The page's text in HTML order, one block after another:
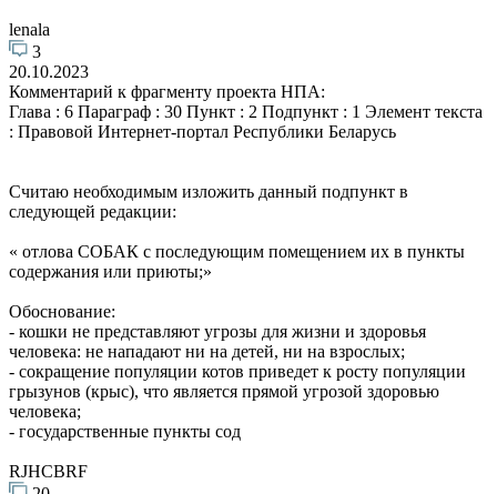
lenala
3
20.10.2023
Комментарий к фрагменту проекта НПА:
Глава : 6 Параграф : 30 Пункт : 2 Подпункт : 1 Элемент текста
: Правовой Интернет-портал Республики Беларусь
Считаю необходимым изложить данный подпункт в
следующей редакции:
« отлова СОБАК с последующим помещением их в пункты
содержания или приюты;»
Обоснование:
- кошки не представляют угрозы для жизни и здоровья
человека: не нападают ни на детей, ни на взрослых;
- сокращение популяции котов приведет к росту популяции
грызунов (крыс), что является прямой угрозой здоровью
человека;
- государственные пункты сод
RJHCBRF